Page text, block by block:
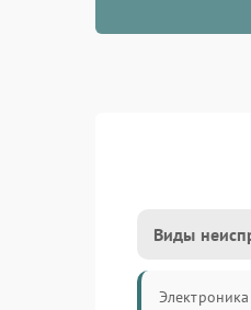
Виды
Электроника